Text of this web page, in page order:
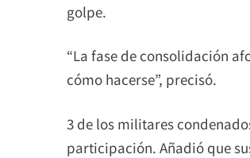
golpe.
“La fase de consolidación
cómo hacerse”, precisó.
3 de los militares
participación. Añadió que